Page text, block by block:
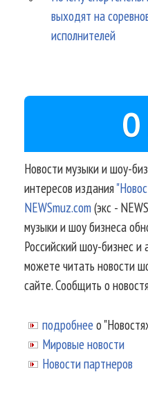
выходят на
исполнителей
О
Новости музыки и шоу-
интересов издания
NEWSmuz.com(экс -
музыки и шоу бизнеса
Российский шоу-бизнес
можете читать новости
сайте. Сообщить о
подробнее о
Мировые новости
Новости партнеров